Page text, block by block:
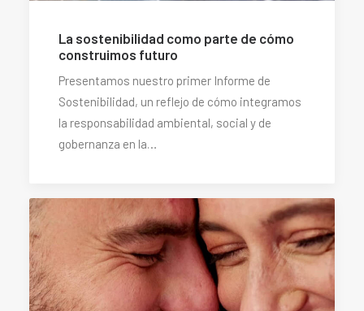
La sostenibilidad como parte de cómo
construimos futuro
Presentamos nuestro primer Informe de
Sostenibilidad, un reflejo de cómo integramos
la responsabilidad ambiental, social y de
gobernanza en la…